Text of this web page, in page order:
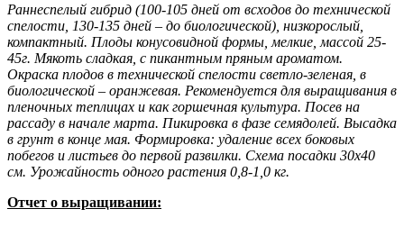
Раннеспелый гибрид (100-105 дней от всходов до технической
спелости, 130-135 дней – до биологической), низкорослый,
компактный. Плоды конусовидной формы, мелкие, массой 25-
45г. Мякоть сладкая, с пикантным пряным ароматом.
Окраска плодов в технической спелости светло-зеленая, в
биологической – оранжевая. Рекомендуется для выращивания в
пленочных теплицах и как горшечная культура. Посев на
рассаду в начале марта. Пикировка в фазе семядолей. Высадка
в грунт в конце мая. Формировка: удаление всех боковых
побегов и листьев до первой развилки. Схема посадки 30x40
см. Урожайность одного растения 0,8-1,0 кг.
Отчет о выращивании: